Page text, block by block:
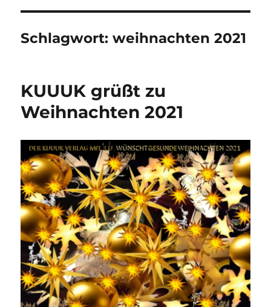
Schlagwort:weihnachten 2021
KUUUK grüßt zu
Weihnachten 2021